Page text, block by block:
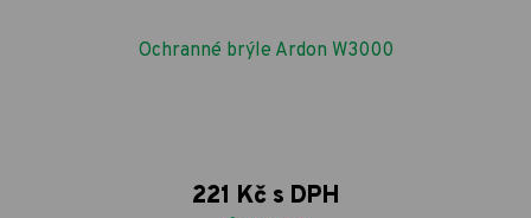
Ochranné brýle Ardon W3000
221 Kč s DPH